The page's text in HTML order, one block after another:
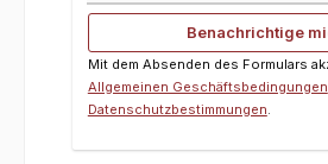
Benachrichtige
Mit dem Absenden des Formulars
Allgemeinen Geschäftsbedingungen
Datenschutzbestimmungen